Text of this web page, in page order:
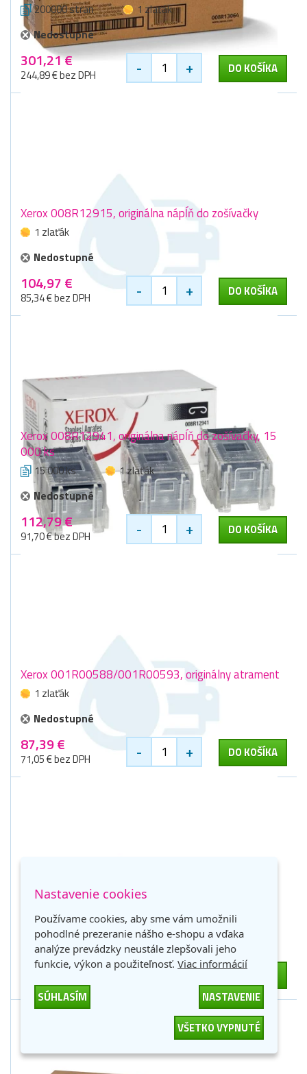
200000 stran
1 zlaťák
Nedostupné
301,21 €
244,89 € bez DPH - + DO KOŠÍKA
Xerox 008R12915, originálna nápĺň do zošívačky
1 zlaťák
Nedostupné
104,97 €
85,34 € bez DPH - + DO KOŠÍKA
Xerox 008R12941, originálna nápĺň do zošívačky, 15
000 ks
15 000 ks
1 zlaťák
Nedostupné
112,79 €
91,70 € bez DPH - + DO KOŠÍKA
Xerox 001R00588/001R00593, originálny atrament
1 zlaťák
Nedostupné
87,39 €
71,05 € bez DPH - + DO KOŠÍKA
Xerox 008R13023, originálna zapekacia jednotka
150000 stran
1 zlaťák
Nedostupné
524,27 €
426,23 € bez DPH - +
Nastavenie cookies
Používame cookies, aby sme vám umožnili
pohodlné prezeranie nášho e-shopu a vďaka
analýze prevádzky neustále zlepšovali jeho
funkcie, výkon a použiteľnosť. Viac informácií
SÚHLASÍM
NASTAVENIE
VŠETKO VYPNUTÉ